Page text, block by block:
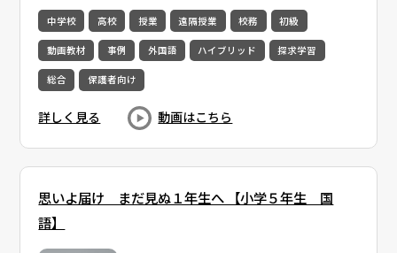
中学校 高校 授業 遠隔授業 校務 初級
動画教材 事例 外国語 ハイブリッド 探求学習
総合 保護者向け
詳しく見る 動画はこちら
思いよ届け まだ見ぬ１年生へ 【小学５年生 国
語】